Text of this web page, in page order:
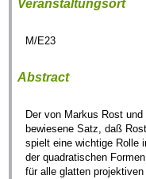
Veranstaltungsort
M/E23
Abstract
Der von Markus Rost
bewiesene Satz, daß
spielt eine wichtige Rolle
der quadratischen
für alle glatten